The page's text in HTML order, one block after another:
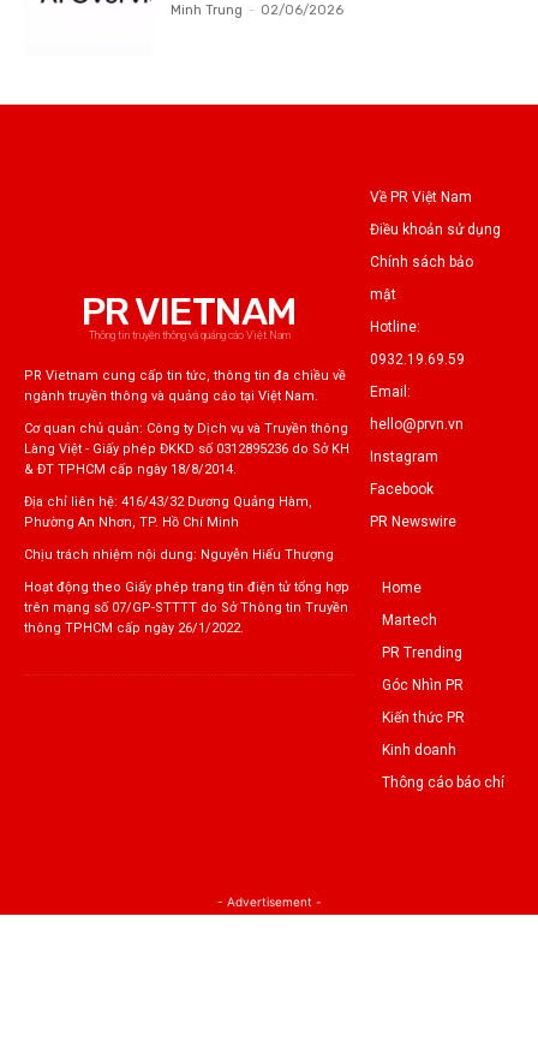
Minh Trung - 02/06/2026
PR VIETNAM
Thông tin truyền thông và quảng cáo Việt Nam
PR Vietnam cung cấp tin tức, thông tin đa chiều về
ngành truyền thông và quảng cáo tại Việt Nam.
Cơ quan chủ quản: Công ty Dịch vụ và Truyền thông
Làng Việt - Giấy phép ĐKKD số 0312895236 do Sở KH
& ĐT TPHCM cấp ngày 18/8/2014.
Địa chỉ liên hệ: 416/43/32 Dương Quảng Hàm,
Phường An Nhơn, TP. Hồ Chí Minh
Chịu trách nhiệm nội dung: Nguyễn Hiếu Thượng
Hoạt động theo Giấy phép trang tin điện tử tổng hợp
trên mạng số 07/GP-STTTT do Sở Thông tin Truyền
thông TPHCM cấp ngày 26/1/2022.
Về PR Việt Nam
Điều khoản sử dụng
Chính sách bảo
mật
Hotline:
0932.19.69.59
Email:
hello@prvn.vn
Instagram
Facebook
PR Newswire
Home
Martech
PR Trending
Góc Nhìn PR
Kiến thức PR
Kinh doanh
Thông cáo báo chí
- Advertisement -